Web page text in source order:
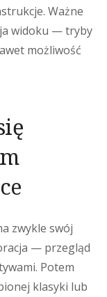
Ważne
widoku — tryby
możliwość
zwykle swój
— przegląd
Potem
klasyki lub